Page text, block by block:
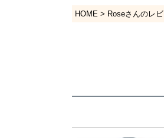
HOME Roseさんのレ